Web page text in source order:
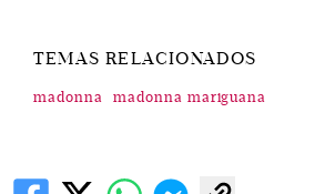
TEMAS RELACIONADOS
madonna madonna mariguana